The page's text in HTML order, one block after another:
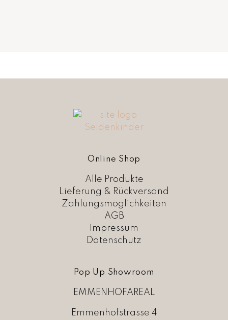
Online Shop
Alle Produkte
Lieferung & Rückversand
Zahlungsmöglichkeiten
AGB
Impressum
Datenschutz
Pop Up Showroom
EMMENHOFAREAL
Emmenhofstrasse 4